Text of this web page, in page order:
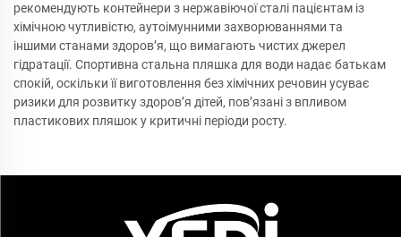
рекомендують контейнери з нержавіючої сталі пацієнтам із
хімічною чутливістю, аутоімунними захворюваннями та
іншими станами здоров’я, що вимагають чистих джерел
гідратації. Спортивна стальна пляшка для води надає батькам
спокій, оскільки її виготовлення без хімічних речовин усуває
ризики для розвитку здоров’я дітей, пов’язані з впливом
пластикових пляшок у критичні періоди росту.